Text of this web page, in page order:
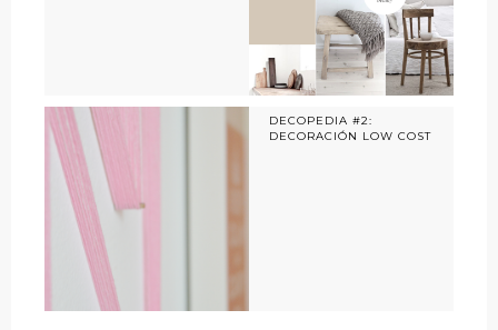
DECOPEDIA #2:
DECORACIÓN LOW COST